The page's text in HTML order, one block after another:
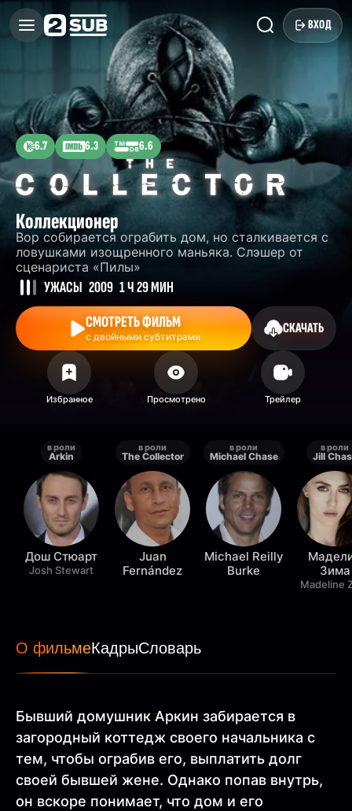
ВХОД
6.7 6.3 6.6
Коллекционер
Вор собирается ограбить дом, но сталкивается с
ловушками изощренного маньяка. Слэшер от
сценариста «Пилы»
УЖАСЫ 2009 1 Ч 29 МИН
СМОТРЕТЬ ФИЛЬМ
с двойными субтитрами
СКАЧАТЬ
в роли
Arkin
Дош Стюарт
Josh Stewart
в роли
The Collector
Juan
Fernández
в роли
Michael Chase
Michael Reilly
Burke
в роли
Jill
Зима
Madeline
О фильмеКадрыСловарь
Бывший домушник Аркин забирается в
загородный коттедж своего начальника с
тем, чтобы ограбив его, выплатить долг
своей бывшей жене. Однако попав внутрь,
он вскоре понимает, что дом и его